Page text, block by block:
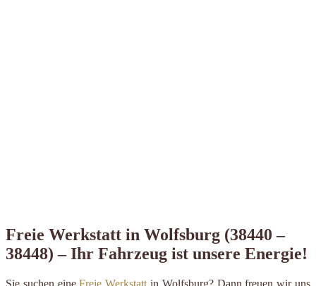
Freie Werkstatt in Wolfsburg (38440 –
38448) – Ihr Fahrzeug ist unsere Energie!
Sie suchen eineFreie Werkstatt in Wolfsburg? Dann freuen wir uns